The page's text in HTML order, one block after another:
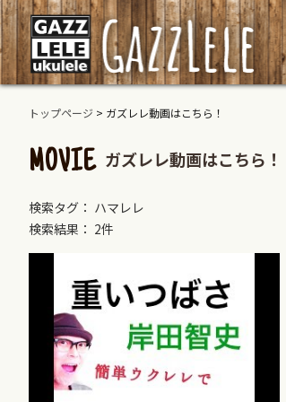
トップページ > ガズレレ動画はこちら！
MOVIE ガズレレ動画はこちら！
検索タグ： ハマレレ
検索結果： 2件